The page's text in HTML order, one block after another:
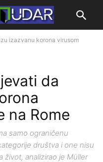
izazvanu korona virusom
da
na Rome
samo ograničenu
društva i one nisu
život, analizirao je Müller